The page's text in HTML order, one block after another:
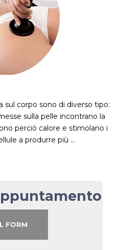
sul corpo sono di diverso tipo:
sulla pelle incontrano la
perciò calore e stimolano i
a produrre più …
FORM